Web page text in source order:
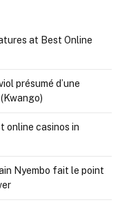
at Best Online
présumé d’une
online casinos in
Nyembo fait le point